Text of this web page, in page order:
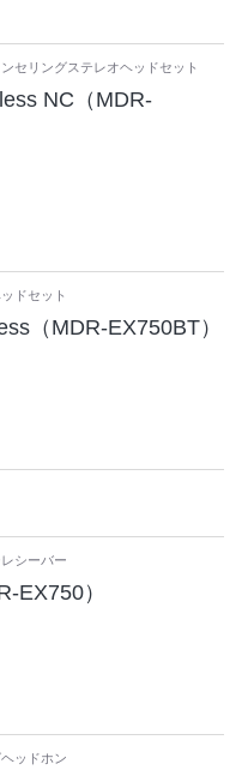
セリングステレオヘッドセット
NC（MDR-
ドセット
（MDR-EX750BT）
シーバー
EX750）
ッドホン